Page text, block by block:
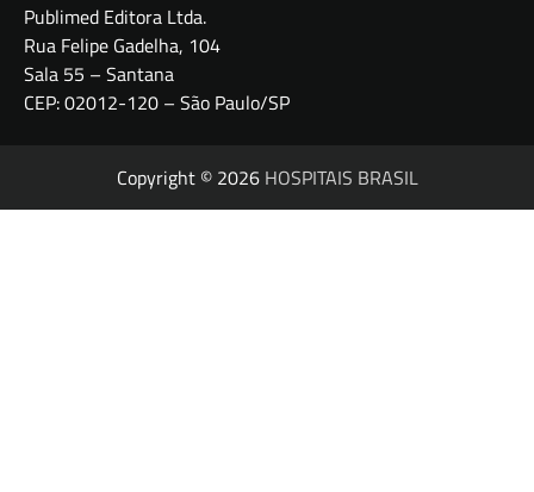
Publimed Editora Ltda.
Rua Felipe Gadelha, 104
Sala 55 – Santana
CEP: 02012-120 – São Paulo/SP
Copyright © 2026 HOSPITAIS BRASIL